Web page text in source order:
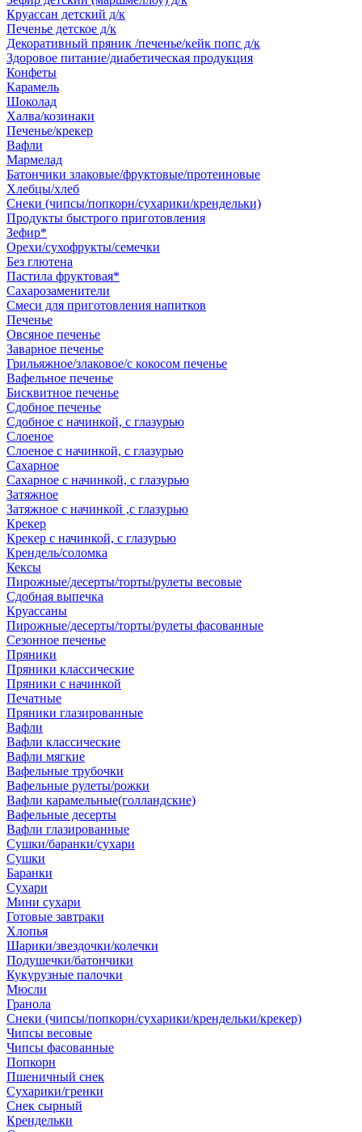
Круассан детский д/к
Печенье детское д/к
Декоративный пряник /печенье/кейк попс д/к
Здоровое питание/диабетическая продукция
Конфеты
Карамель
Шоколад
Халва/козинаки
Печенье/крекер
Вафли
Мармелад
Батончики злаковые/фруктовые/протеиновые
Хлебцы/хлеб
Снеки (чипсы/попкорн/сухарики/крендельки)
Продукты быстрого приготовления
Зефир*
Орехи/сухофрукты/семечки
Без глютена
Пастила фруктовая*
Сахарозаменители
Смеси для приготовления напитков
Печенье
Овсяное печенье
Заварное печенье
Грильяжное/злаковое/с кокосом печенье
Вафельное печенье
Бисквитное печенье
Сдобное печенье
Сдобное с начинкой, с глазурью
Слоеное
Слоеное с начинкой, с глазурью
Сахарное
Сахарное с начинкой, с глазурью
Затяжное
Затяжное с начинкой ,с глазурью
Крекер
Крекер с начинкой, с глазурью
Крендель/соломка
Кексы
Пирожные/десерты/торты/рулеты весовые
Сдобная выпечка
Круассаны
Пирожные/десерты/торты/рулеты фасованные
Сезонное печенье
Пряники
Пряники классические
Пряники с начинкой
Печатные
Пряники глазированные
Вафли
Вафли классические
Вафли мягкие
Вафельные трубочки
Вафельные рулеты/рожки
Вафли карамельные(голландские)
Вафельные десерты
Вафли глазированные
Сушки/баранки/сухари
Сушки
Баранки
Сухари
Мини сухари
Готовые завтраки
Хлопья
Шарики/звездочки/колечки
Подушечки/батончики
Кукурузные палочки
Мюсли
Гранола
Снеки (чипсы/попкорн/сухарики/крендельки/крекер)
Чипсы весовые
Чипсы фасованные
Попкорн
Пшеничный снек
Сухарики/гренки
Снек сырный
Крендельки